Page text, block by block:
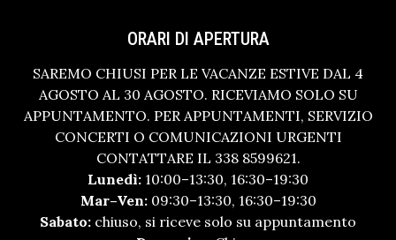
ORARI DI APERTURA
SAREMO CHIUSI PER LE VACANZE ESTIVE DAL 4
AGOSTO AL 30 AGOSTO. RICEVIAMO SOLO SU
APPUNTAMENTO. PER APPUNTAMENTI, SERVIZIO
CONCERTI O COMUNICAZIONI URGENTI
CONTATTARE IL 338 8599621.
Lunedì: 10:00–13:30, 16:30–19:30
Mar–Ven:09:30–13:30, 16:30–19:30
Sabato: chiuso, si riceve solo su appuntamento